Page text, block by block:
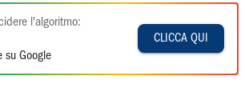
l'algoritmo:
su Google
CLICCA QUI